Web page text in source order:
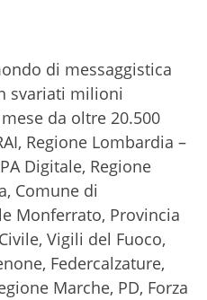
di messaggistica
svariati milioni
da oltre 20.500
Regione Lombardia –
Digitale, Regione
Comune di
Monferrato, Provincia
Vigili del Fuoco,
Federcalzature,
Marche, PD, Forza